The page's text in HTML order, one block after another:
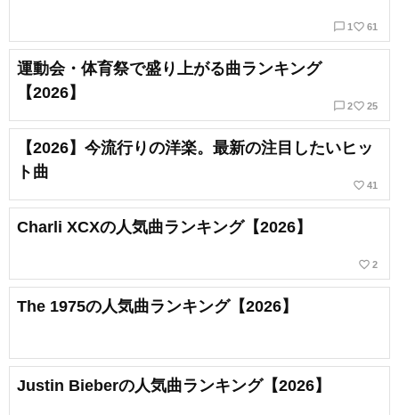
chat_bubble_outline 1 favorite_border 61
運動会・体育祭で盛り上がる曲ランキング
【2026】
chat_bubble_outline 2favorite_border 25
【2026】今流行りの洋楽。最新の注目したいヒッ
ト曲
favorite_border 41
Charli XCXの人気曲ランキング【2026】
favorite_border 2
The 1975の人気曲ランキング【2026】
Justin Bieberの人気曲ランキング【2026】